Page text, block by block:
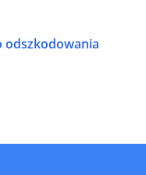
odszkodowania